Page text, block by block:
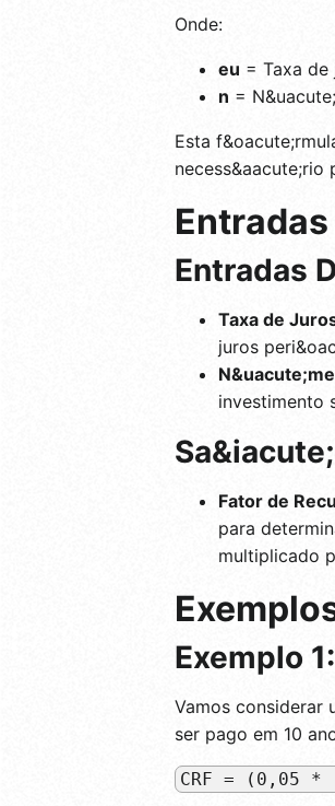
Onde:
eu = Taxa
n =
Esta
necess&aacute;rio
Entradas
Taxa de
juros
investimento
Fator de
para
multiplicado
Exemplo
Vamos considerar
ser pago em 10
CRF = (0,05